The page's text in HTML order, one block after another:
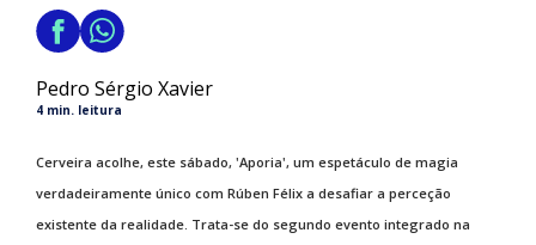
Pedro Sérgio Xavier
4 min. leitura
Cerveira acolhe, este sábado, 'Aporia', um espetáculo de magia
verdadeiramente único com Rúben Félix a desafiar a perceção
existente da realidade. Trata-se do segundo evento integrado na